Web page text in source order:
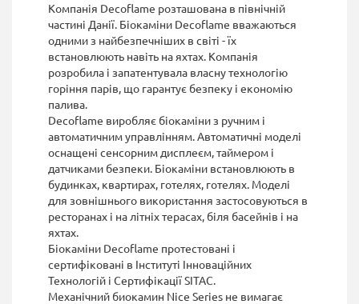
Компанія Decoflame розташована в північній
частині Данії. Біокаміни Decoflame вважаються
одними з найбезпечніших в світі - їх
встановлюють навіть на яхтах. Компанія
розробила і запатентувала власну технологію
горіння парів, що гарантує безпеку і економію
палива.
Decoflame виробляє біокаміни з ручним і
автоматичним управлінням. Автоматичні моделі
оснащені сенсорним дисплеєм, таймером і
датчиками безпеки. Біокаміни встановлюють в
будинках, квартирах, готелях, готелях. Моделі
для зовнішнього використання застосовуються в
ресторанах і на літніх терасах, біля басейнів і на
яхтах.
Біокаміни Decoflame протестовані і
сертифіковані в Інституті Інноваційних
Технологій і Сертифікації SITAC.
Механічний биокамин Nice Series не вимагає